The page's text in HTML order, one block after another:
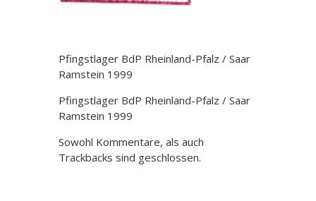
Pfingstlager BdP Rheinland-Pfalz / Saar
Ramstein 1999
Pfingstlager BdP Rheinland-Pfalz / Saar
Ramstein 1999
Sowohl Kommentare, als auch
Trackbacks sind geschlossen.